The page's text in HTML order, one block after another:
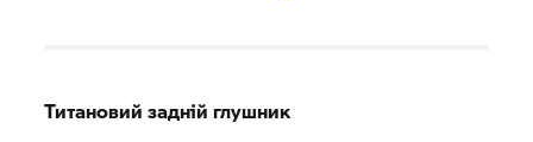
Титановий задній глушник